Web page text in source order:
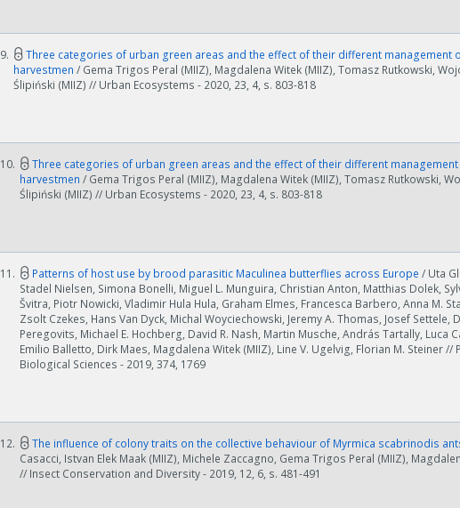
W zależności od ilości danych do przetworzenia generowanie pliku może się
Anuluj
9.
Three categories of urban green areas and the effect of their different management
harvestmen / Gema Trigos Peral (MIIZ), Magdalena Witek (MIIZ), Tomasz Rutkowski,
Ślipiński (MIIZ) // Urban Ecosystems - 2020, 23, 4, s. 803-818
10.
Three categories of urban green areas and the effect of their different
harvestmen / Gema Trigos Peral (MIIZ), Magdalena Witek (MIIZ), Tomasz Rutkowski,
Ślipiński (MIIZ) // Urban Ecosystems - 2020, 23, 4, s. 803-818
11. Patterns of host use by brood parasitic Maculinea butterflies across Europe / Uta
Stadel Nielsen, Simona Bonelli, Miguel L. Munguira, Christian Anton, Matthias Dolek,
Švitra, Piotr Nowicki, Vladimir Hula Hula, Graham Elmes, Francesca Barbero, Anna M.
Zsolt Czekes, Hans Van Dyck, Michal Woyciechowski, Jeremy A. Thomas, Josef
Peregovits, Michael E. Hochberg, David R. Nash, Martin Musche, András Tartally, Luca
Emilio Balletto, Dirk Maes, Magdalena Witek (MIIZ), Line V. Ugelvig, Florian M. Steiner
Biological Sciences - 2019, 374, 1769
12. The influence of colony traits on the collective behaviour of Myrmica scabrinodis
Casacci, Istvan Elek Maak (MIIZ), Michele Zaccagno, Gema Trigos Peral (MIIZ),
// Insect Conservation and Diversity - 2019, 12, 6, s. 481-491